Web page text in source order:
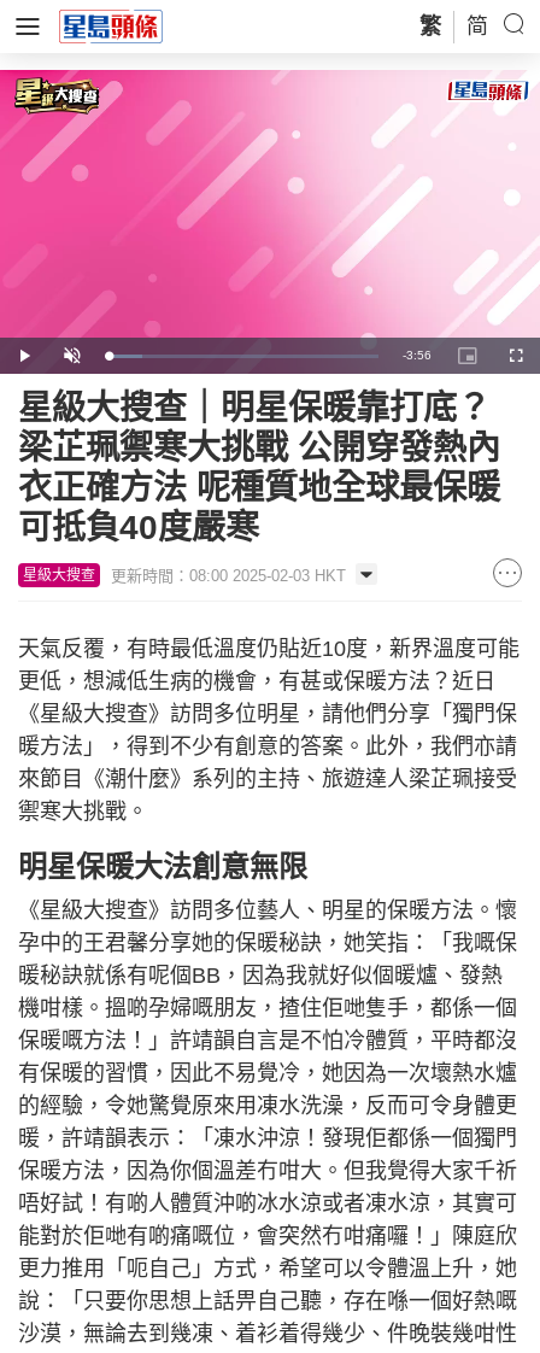
繁 简
Play Unmute Loaded:
12.59%
Remaining
Time
-3:56
Picture-
in-
星級大搜查｜明星保暖靠打底？
梁芷珮禦寒大挑戰 公開穿發熱內
衣正確方法 呢種質地全球最保暖
可抵負40度嚴寒
星級大搜查 更新時間：08:00 2025-02-03 HKT
天氣反覆，有時最低溫度仍貼近10度，新界溫度可能
更低，想減低生病的機會，有甚或保暖方法？近日
《星級大搜查》訪問多位明星，請他們分享「獨門保
暖方法」，得到不少有創意的答案。此外，我們亦請
來節目《潮什麼》系列的主持、旅遊達人梁芷珮接受
禦寒大挑戰。
明星保暖大法創意無限
《星級大搜查》訪問多位藝人、明星的保暖方法。懷
孕中的王君馨分享她的保暖秘訣，她笑指：「我嘅保
暖秘訣就係有呢個BB，因為我就好似個暖爐、發熱
機咁樣。搵啲孕婦嘅朋友，揸住佢哋隻手，都係一個
保暖嘅方法！」許靖韻自言是不怕冷體質，平時都沒
有保暖的習慣，因此不易覺冷，她因為一次壞熱水爐
的經驗，令她驚覺原來用凍水洗澡，反而可令身體更
暖，許靖韻表示：「凍水沖涼！發現佢都係一個獨門
保暖方法，因為你個溫差冇咁大。但我覺得大家千祈
唔好試！有啲人體質沖啲冰水涼或者凍水涼，其實可
能對於佢哋有啲痛嘅位，會突然冇咁痛囉！」陳庭欣
更力推用「呃自己」方式，希望可以令體溫上升，她
說：「只要你思想上話畀自己聽，存在喺一個好熱嘅
沙漠，無論去到幾凍、着衫着得幾少、件晚裝幾咁性